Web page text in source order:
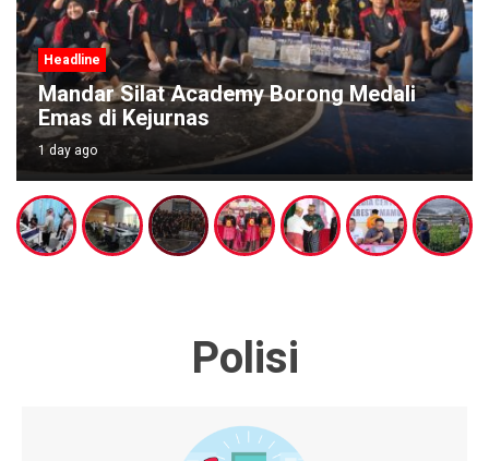
Headline
Mandar Silat Academy Borong Medali
Emas di Kejurnas
1 day ago
Polisi